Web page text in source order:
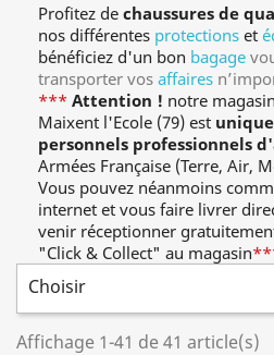
Profitez de chaussures de
nos différentes protections et
bénéficiez d'un bon bagage
transporter vos affaires
*** Attention ! notre
Maixent l'Ecole (79) est
personnels professionnels
Armées Française (Terre, Air,
Vous pouvez néanmoins
internet et vous faire livrer
venir réceptionner
"Click & Collect" au magasin
Choisir
Affichage 1-41 de 41 article(s)